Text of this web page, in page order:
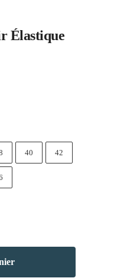
Élastique
40 42